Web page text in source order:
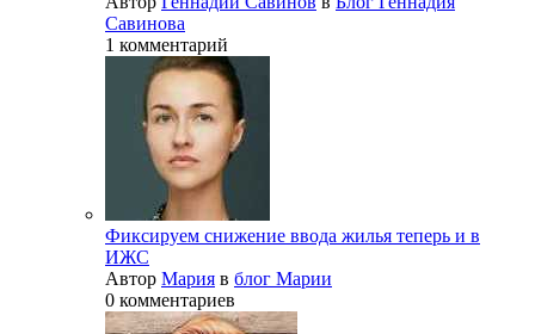
Савинова
1 комментарий
Фиксируем снижение ввода жилья теперь и в
ИЖС
Автор Мария в блог Марии
0 комментариев